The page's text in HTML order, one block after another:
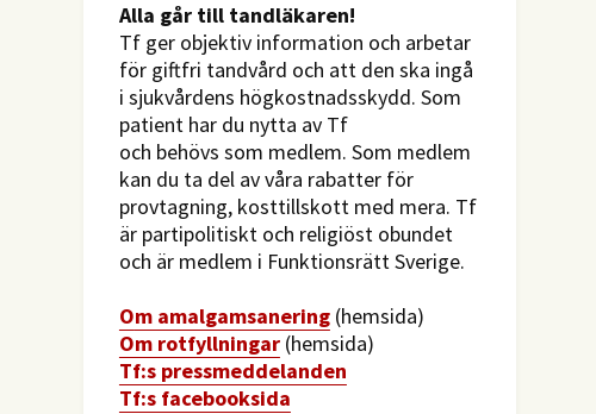
​Alla går till tandläkaren!
Tf ger objektiv information och arbetar
för giftfri tandvård och att den ska ingå
i sjukvårdens högkostnadsskydd. Som
patient har du nytta av Tf
och behövs som medlem. Som medlem
kan du ta del av våra rabatter för
provtagning, kosttillskott med mera. Tf
är partipolitiskt och religiöst obundet
och är medlem i Funktionsrätt Sverige.
Om amalgamsanering (hemsida)
Om rotfyllningar (hemsida)
​Tf:s pressmeddelanden
Tf:s facebooksida